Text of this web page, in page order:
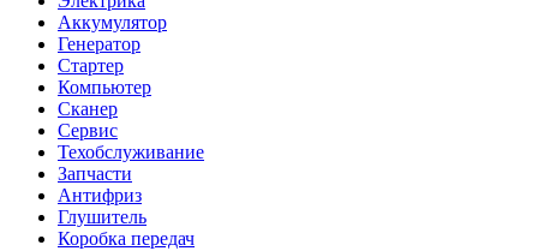
Аккумулятор
Генератор
Стартер
Компьютер
Сканер
Сервис
Техобслуживание
Запчасти
Антифриз
Глушитель
Коробка передач